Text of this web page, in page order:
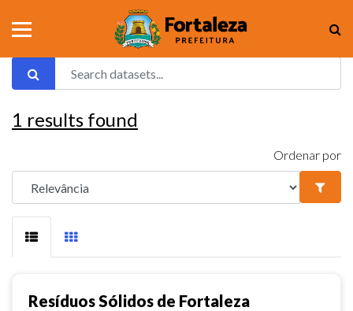
1 results found
Ordenar por
Resíduos Sólidos de Fortaleza